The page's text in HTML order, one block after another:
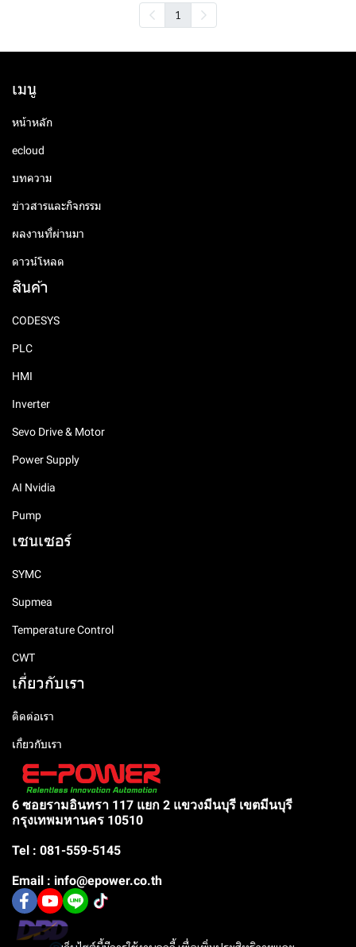
1
เมนู
หน้าหลัก
ecloud
บทความ
ข่าวสารและกิจกรรม
ผลงานที่ผ่านมา
ดาวน์โหลด
สินค้า
CODESYS
PLC
HMI
Inverter
Sevo Drive & Motor
Power Supply
AI Nvidia
Pump
เซนเซอร์
SYMC
Supmea
Temperature Control
CWT
เกี่ยวกับเรา
ติดต่อเรา
เกี่ยวกับเรา
6 ซอยรามอินทรา 117 แยก 2 แขวงมีนบุรี เขตมีนบุรี
กรุงเทพมหานคร 10510
Tel : 081-559-5145
Email : info@epower.co.th